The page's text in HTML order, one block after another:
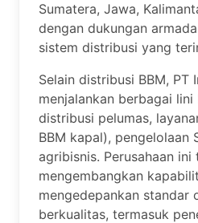
Sumatera, Jawa,
dengan dukungan
sistem distribusi yang
Selain distribusi BBM, PT
menjalankan berbagai
distribusi pelumas,
BBM kapal), pengelolaan
agribisnis. Perusahaan ini
mengembangkan
mengedepankan standar
berkualitas, termasuk